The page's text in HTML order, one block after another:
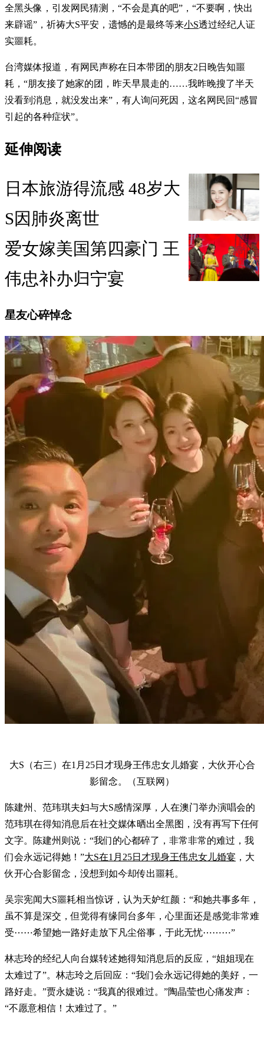
全黑头像，引发网民猜测，“不会是真的吧”，“不要啊，快出
来辟谣”，祈祷大S平安，遗憾的是最终等来小S透过经纪人证
实噩耗。
台湾媒体报道，有网民声称在日本带团的朋友2日晚告知噩
耗，“朋友接了她家的团，昨天早晨走的……我昨晚搜了半天
没看到消息，就没发出来”，有人询问死因，这名网民回“感冒
引起的各种症状”。
延伸阅读
日本旅游得流感 48岁大
S因肺炎离世
爱女嫁美国第四豪门 王
伟忠补办归宁宴
星友心碎悼念
大S（右三）在1月25日才现身王伟忠女儿婚宴，大伙开心合
影留念。（互联网）
陈建州、范玮琪夫妇与大S感情深厚，人在澳门举办演唱会的
范玮琪在得知消息后在社交媒体晒出全黑图，没有再写下任何
文字。陈建州则说：“我们的心都碎了，非常非常的难过，我
们会永远记得她！”大S在1月25日才现身王伟忠女儿婚宴 ，大
伙开心合影留念，没想到如今却传出噩耗。
吴宗宪闻大S噩耗相当惊讶，认为天妒红颜：“和她共事多年，
虽不算是深交，但觉得有缘同台多年，心里面还是感觉非常难
受⋯⋯希望她一路好走放下凡尘俗事，于此无忧⋯⋯⋯”
林志玲的经纪人向台媒转述她得知消息后的反应，“姐姐现在
太难过了”。林志玲之后回应：“我们会永远记得她的美好，一
路好走。”贾永婕说：“我真的很难过。”陶晶莹也心痛发声：
“不愿意相信！太难过了。”